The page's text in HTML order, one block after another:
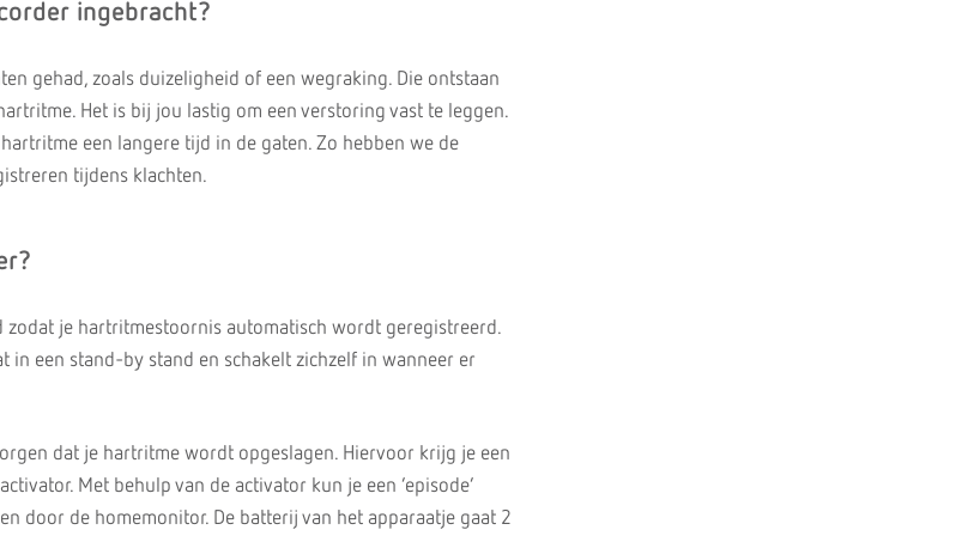
ingebracht?
gehad, zoals duizeligheid of een wegraking. Die ontstaan
Het is bij jou lastig om een verstoring vast te leggen.
een langere tijd in de gaten. Zo hebben we de
tijdens klachten.
zodat je hartritmestoornis automatisch wordt geregistreerd.
in een stand-by stand en schakelt zichzelf in wanneer er
dat je hartritme wordt opgeslagen. Hiervoor krijg je een
Met behulp van de activator kun je een ‘episode’
door de homemonitor. De batterij van het apparaatje gaat 2